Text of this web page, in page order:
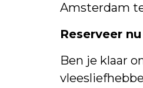
Amsterdam
Reserveer
Ben je klaar